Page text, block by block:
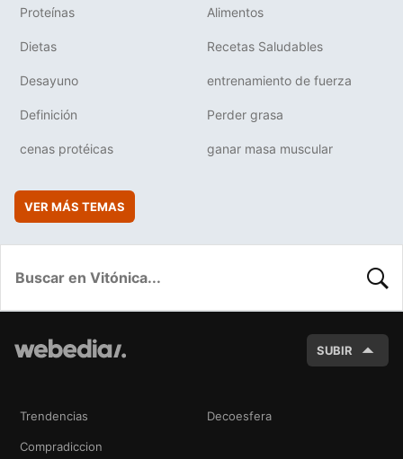
Proteínas Alimentos
Dietas Recetas Saludables
Desayuno entrenamiento de fuerza
Definición Perder grasa
cenas protéicas ganar masa muscular
VER MÁS TEMAS
SUBIR
Trendencias Decoesfera
Compradiccion